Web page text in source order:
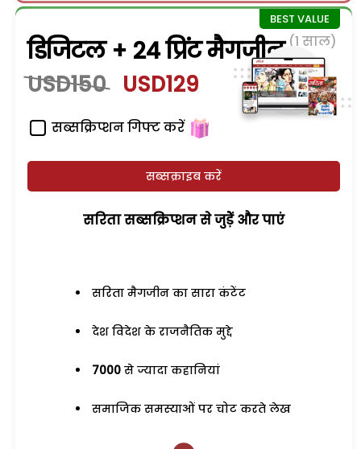
डिजिटल + 24 प्रिंट मैगजीन (1 साल)
USD150 USD129
सब्सक्रिप्शन गिफ्ट करें
सब्सक्राइब करें
सरिता सब्सक्रिप्शन से जुड़ेें और पाएं
सरिता मैगजीन का सारा कंटेंट
देश विदेश के राजनैतिक मुद्दे
7000 से ज्यादा कहानियां
समाजिक समस्याओं पर चोट करते लेख